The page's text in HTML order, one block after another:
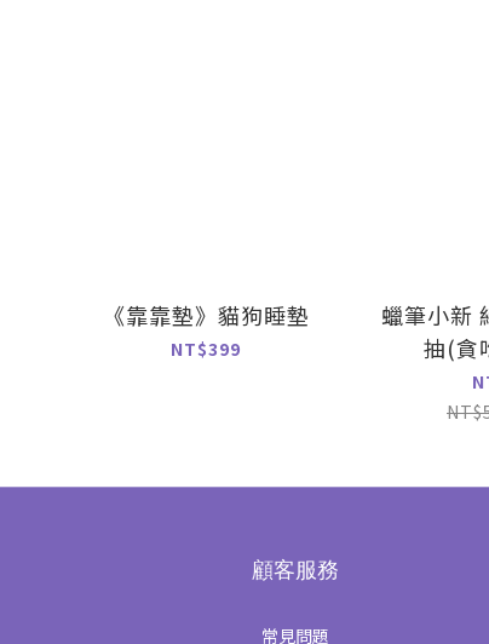
《靠靠墊》貓狗睡墊
NT$399
蠟筆小新
抽(貪
顧客服務
常見問題